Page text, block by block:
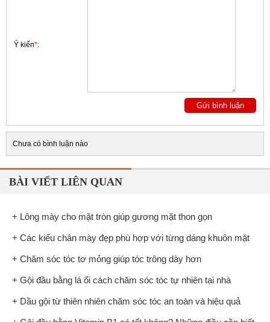
Ý kiến*:
Chưa có bình luận nào
BÀI VIẾT LIÊN QUAN
+ Lông mày cho mặt tròn giúp gương mặt thon gọn
+ Các kiểu chân mày đẹp phù hợp với từng dáng khuôn mặt
+ Chăm sóc tóc tơ mỏng giúp tóc trông dày hơn
+ Gội đầu bằng lá ổi cách chăm sóc tóc tự nhiên tại nhà
+ Dầu gội từ thiên nhiên chăm sóc tóc an toàn và hiệu quả